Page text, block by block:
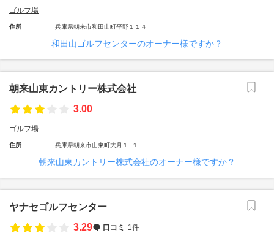
ゴルフ場
住所 兵庫県朝来市和田山町平野１１４
和田山ゴルフセンターのオーナー様ですか？
朝来山東カントリー株式会社
3.00
ゴルフ場
住所 兵庫県朝来市山東町大月１−１
朝来山東カントリー株式会社のオーナー様ですか？
ヤナセゴルフセンター
3.29
口コミ 1件